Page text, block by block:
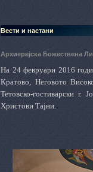
Вести и настани
Архиерејска Божествена
На 24 февруари 2016
Кратово, Неговото
Тетовско-гостиварски г.
Христови Тајни.